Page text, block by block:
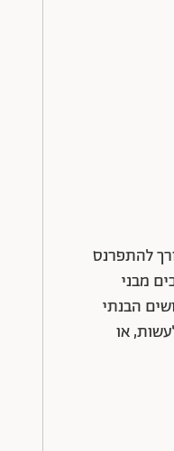
להתפרנס
מבני
הבנתי
או